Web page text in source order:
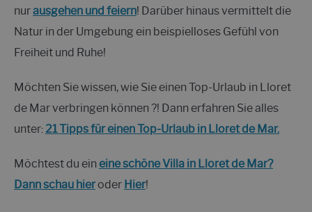
nurausgehen und feiern! Darüber hinaus vermittelt die
Natur in der Umgebung ein beispielloses Gefühl von
Freiheit und Ruhe!
Möchten Sie wissen, wie Sie einen Top-Urlaub in Lloret
de Mar verbringen können ?! Dann erfahren Sie alles
unter: 21 Tipps für einen Top-Urlaub in Lloret de Mar.
Möchtest du ein eine schöne Villa in Lloret de Mar?
Dann schau hieroder Hier!